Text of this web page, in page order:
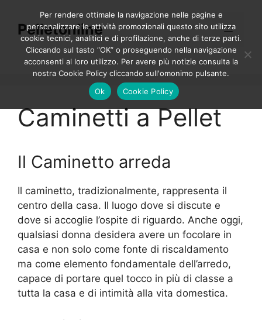
contenuto
Pelletonline Menu
Caminetti a Pellet
Il Caminetto arreda
Il caminetto, tradizionalmente, rappresenta il
centro della casa. Il luogo dove si discute e
dove si accoglie l’ospite di riguardo. Anche oggi,
qualsiasi donna desidera avere un focolare in
casa e non solo come fonte di riscaldamento
ma come elemento fondamentale dell’arredo,
capace di portare quel tocco in più di classe a
tutta la casa e di intimità alla vita domestica.
Per rendere ottimale la navigazione nelle pagine e
personalizzare le attività promozionali questo sito utilizza
cookie tecnici, analitici e di profilazione, anche di terze parti.
Cliccando sul tasto “OK” o proseguendo nella navigazione
acconsenti al loro utilizzo. Per avere più notizie consulta la
nostra Cookie Policy cliccando sull'omonimo pulsante.
Ok
Cookie Policy